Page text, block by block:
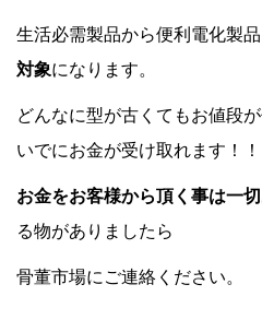
生活必需製品から便利電化製品
対象になります。
どんなに型が古くてもお値段
いでにお金が受け取れます！！
お金をお客様から頂く事は一
る物がありましたら
骨董市場にご連絡ください。